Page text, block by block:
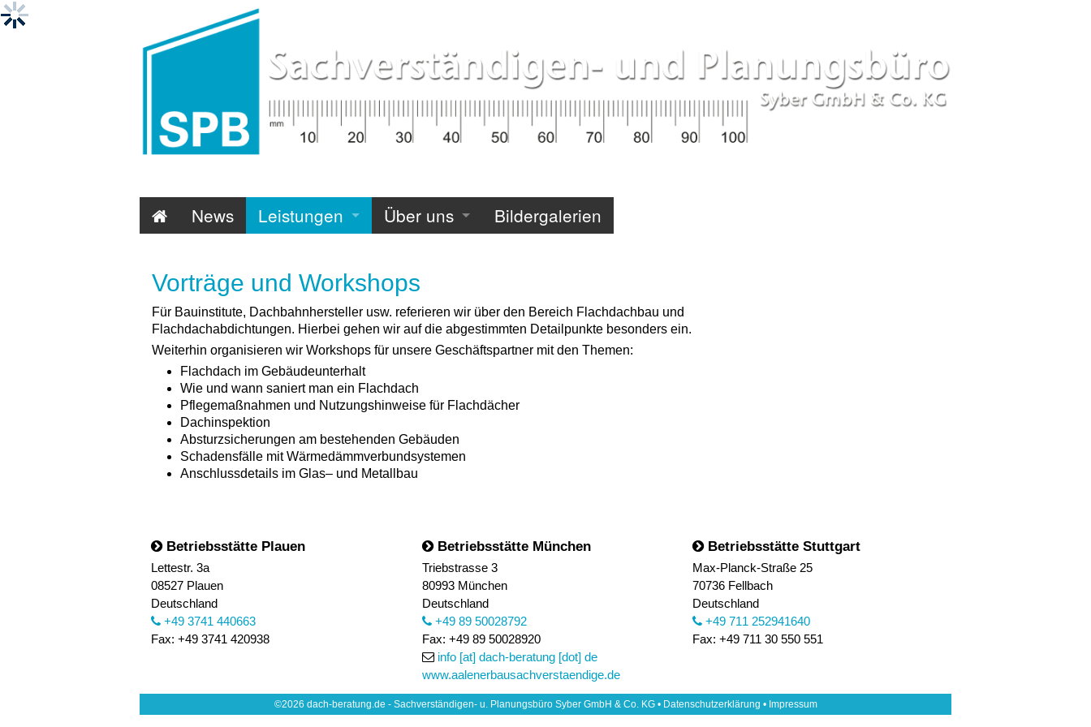
News Leistungen Über uns Bildergalerien
Vorträge und Workshops
Für Bauinstitute, Dachbahnhersteller usw. referieren wir über den Bereich Flachdachbau und
Flachdachabdichtungen. Hierbei gehen wir auf die abgestimmten Detailpunkte besonders ein.
Weiterhin organisieren wir Workshops für unsere Geschäftspartner mit den Themen:
Flachdach im Gebäudeunterhalt
Wie und wann saniert man ein Flachdach
Pflegemaßnahmen und Nutzungshinweise für Flachdächer
Dachinspektion
Absturzsicherungen am bestehenden Gebäuden
Schadensfälle mit Wärmedämmverbundsystemen
Anschlussdetails im Glas– und Metallbau
Betriebsstätte Plauen
Lettestr. 3a
08527 Plauen
Deutschland
+49 3741 440663
Fax: +49 3741 420938
Betriebsstätte München
Triebstrasse 3
80993 München
Deutschland
+49 89 50028792
Fax: +49 89 50028920
info [at] dach-beratung [dot] de
www.aalenerbausachverstaendige.de
Betriebsstätte Stuttgart
Max-Planck-Straße 25
70736 Fellbach
Deutschland
+49 711 252941640
Fax: +49 711 30 550 551
©2026 dach-beratung.de - Sachverständigen- u. Planungsbüro Syber GmbH & Co. KG • Datenschutzerklärung • Impressum